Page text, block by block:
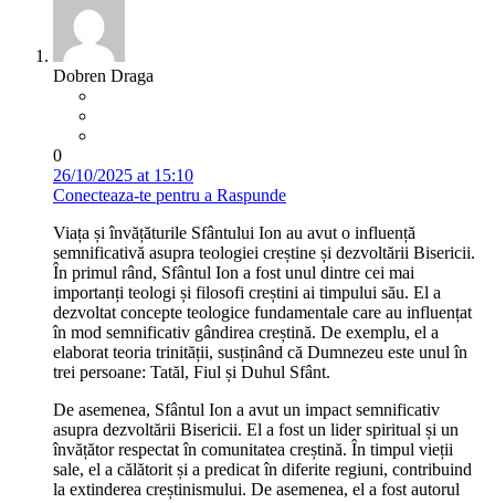
Dobren Draga
0
26/10/2025 at 15:10
Conecteaza-te pentru a Raspunde
Viața și învățăturile Sfântului Ion au avut o influență
semnificativă asupra teologiei creștine și dezvoltării Bisericii.
În primul rând, Sfântul Ion a fost unul dintre cei mai
importanți teologi și filosofi creștini ai timpului său. El a
dezvoltat concepte teologice fundamentale care au influențat
în mod semnificativ gândirea creștină. De exemplu, el a
elaborat teoria trinității, susținând că Dumnezeu este unul în
trei persoane: Tatăl, Fiul și Duhul Sfânt.
De asemenea, Sfântul Ion a avut un impact semnificativ
asupra dezvoltării Bisericii. El a fost un lider spiritual și un
învățător respectat în comunitatea creștină. În timpul vieții
sale, el a călătorit și a predicat în diferite regiuni, contribuind
la extinderea creștinismului. De asemenea, el a fost autorul